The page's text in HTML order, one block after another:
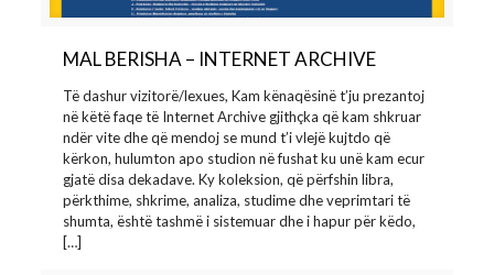
MAL BERISHA – INTERNET ARCHIVE
Të dashur vizitorë/lexues, Kam kënaqësinë t’ju prezantoj
në këtë faqe të Internet Archive gjithçka që kam shkruar
ndër vite dhe që mendoj se mund t’i vlejë kujtdo që
kërkon, hulumton apo studion në fushat ku unë kam ecur
gjatë disa dekadave. Ky koleksion, që përfshin libra,
përkthime, shkrime, analiza, studime dhe veprimtari të
shumta, është tashmë i sistemuar dhe i hapur për këdo,
[…]